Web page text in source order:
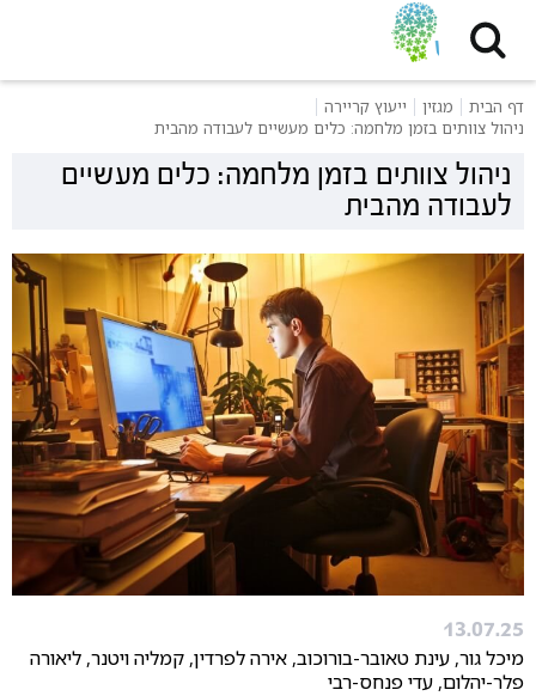
דף הבית מגזין
ייעוץ קריירה
ניהול צוותים בזמן מלחמה: כלים מעשיים לעבודה מהבית
ניהול צוותים בזמן מלחמה: כלים מעשיים
לעבודה מהבית
13.07.25
מיכל גור, עינת טאובר-בורוכוב, אירה לפרדין, קמליה ויטנר, ליאורה
פלר-יהלום, עדי פנחס-רבי